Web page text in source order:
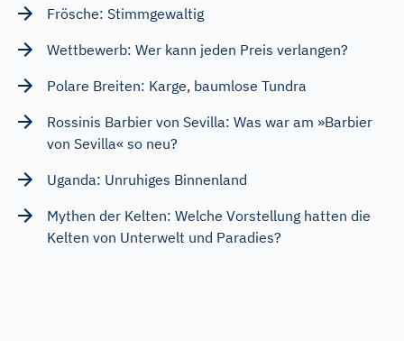
Frösche: Stimmgewaltig
Wettbewerb: Wer kann jeden Preis verlangen?
Polare Breiten: Karge, baumlose Tundra
Rossinis Barbier von Sevilla: Was war am »Barbier
von Sevilla« so neu?
Uganda: Unruhiges Binnenland
Mythen der Kelten: Welche Vorstellung hatten die
Kelten von Unterwelt und Paradies?